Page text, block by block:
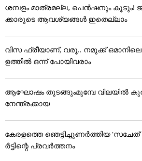
ശമ്പളം മാത്രമല്ല, പെൻഷനും കൂടും!
ക്കാരുടെ ആവശ്യങ്ങൾ ഇതെല്ലാം
വിസ ഫ്രീയാണ്, വരൂ.. നമുക്ക്
ളത്തിൽ ഒന്ന് പോയിവരാം
ആഘോഷം തുടങ്ങുംമുമ്പേ വിലയില്‍
നേന്ത്രക്കായ
കേരളത്തെ ഞെട്ടിച്ചുണർത്തിയ
ർട്ടിന്റെ പ്രവർത്തനം